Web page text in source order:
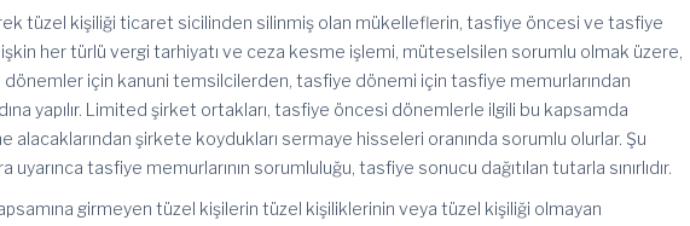
tüzel kişiliği ticaret sicilinden silinmiş olan mükelleflerin, tasfiye öncesi ve tasfiye
her türlü vergi tarhiyatı ve ceza kesme işlemi, müteselsilen sorumlu olmak üzere,
için kanuni temsilcilerden, tasfiye dönemi için tasfiye memurlarından
yapılır. Limited şirket ortakları, tasfiye öncesi dönemlerle ilgili bu kapsamda
alacaklarından şirkete koydukları sermaye hisseleri oranında sorumlu olurlar. Şu
uyarınca tasfiye memurlarının sorumluluğu, tasfiye sonucu dağıtılan tutarla sınırlıdır.
girmeyen tüzel kişilerin tüzel kişiliklerinin veya tüzel kişiliği olmayan